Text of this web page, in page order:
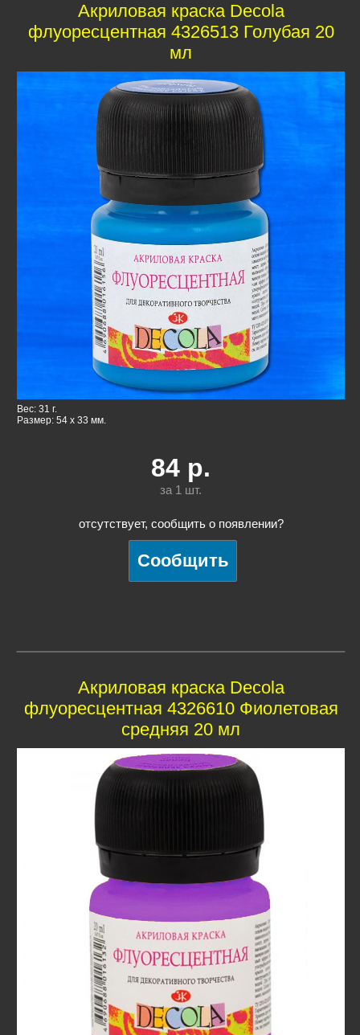
Акриловая краска Decola
флуоресцентная 4326513 Голубая 20
мл
Вес: 31 г.
Размер: 54 x 33 мм.
84 р.
за 1 шт.
отсутствует, сообщить о появлении?
Акриловая краска Decola
флуоресцентная 4326610 Фиолетовая
средняя 20 мл